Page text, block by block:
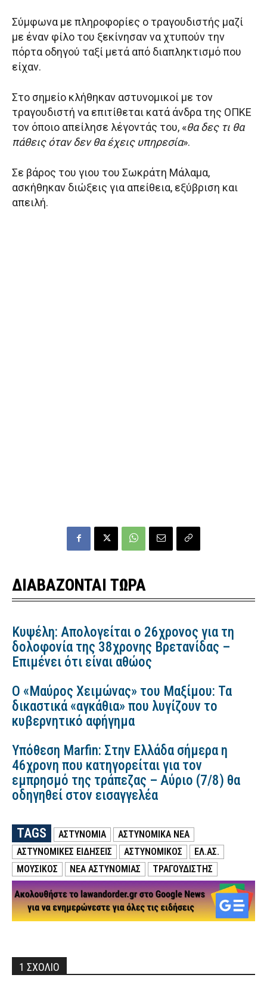
Σύμφωνα με πληροφορίες ο τραγουδιστής μαζί
με έναν φίλο του ξεκίνησαν να χτυπούν την
πόρτα οδηγού ταξί μετά από διαπληκτισμό που
είχαν.
Στο σημείο κλήθηκαν αστυνομικοί με τον
τραγουδιστή να επιτίθεται κατά άνδρα της ΟΠΚΕ
τον όποιο απείλησε λέγοντάς του, «θα δες τι θα
πάθεις όταν δεν θα έχεις υπηρεσία».
Σε βάρος του γιου του Σωκράτη Μάλαμα,
ασκήθηκαν διώξεις για απείθεια, εξύβριση και
απειλή.
ΔΙΑΒΑΖΟΝΤΑΙ ΤΩΡΑ
Κυψέλη: Απολογείται ο 26χρονος για τη
δολοφονία της 38χρονης Βρετανίδας –
Επιμένει ότι είναι αθώος
Ο «Μαύρος Χειμώνας» του Μαξίμου: Τα
δικαστικά «αγκάθια» που λυγίζουν το
κυβερνητικό αφήγημα
Υπόθεση Marfin: Στην Ελλάδα σήμερα η
46χρονη που κατηγορείται για τον
εμπρησμό της τράπεζας – Αύριο (7/8) θα
οδηγηθεί στον εισαγγελέα
TAGS ΑΣΤΥΝΟΜΙΑ
ΑΣΤΥΝΟΜΙΚΑ ΝΕΑ
ΑΣΤΥΝΟΜΙΚΕΣ ΕΙΔΗΣΕΙΣ
ΑΣΤΥΝΟΜΙΚΟΣ
ΕΛ.ΑΣ.
ΜΟΥΣΙΚΟΣ
ΝΕΑ ΑΣΤΥΝΟΜΙΑΣ ΤΡΑΓΟΥΔΙΣΤΗΣ
1 ΣΧΟΛΙΟ